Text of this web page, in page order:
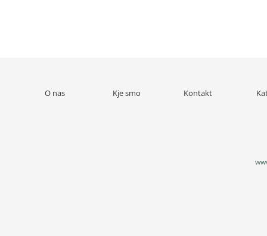
O nas Kje smo Kontakt